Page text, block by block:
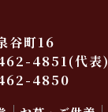
谷町16
4851(代表)
4850